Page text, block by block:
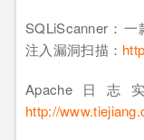
SQLiScanner：
注入漏洞扫描：
Apache日志
http://